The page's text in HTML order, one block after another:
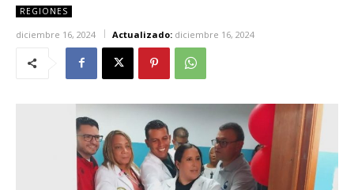
REGIONES
diciembre 16, 2024 Actualizado: diciembre 16, 2024